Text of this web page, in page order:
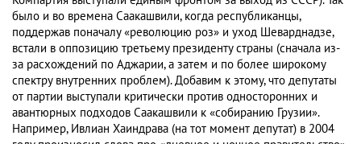
было и во времена Саакашвили, когда республиканцы,
поддержав поначалу «революцию роз» и уход Шеварднадзе,
встали в оппозицию третьему президенту страны (сначала из-
за расхождений по Аджарии, а затем и по более широкому
спектру внутренних проблем). Добавим к этому, что депутаты
от партии выступали критически против односторонних и
авантюрных подходов Саакашвили к «собиранию Грузии».
Например, Ивлиан Хаиндрава (на тот момент депутат) в 2004